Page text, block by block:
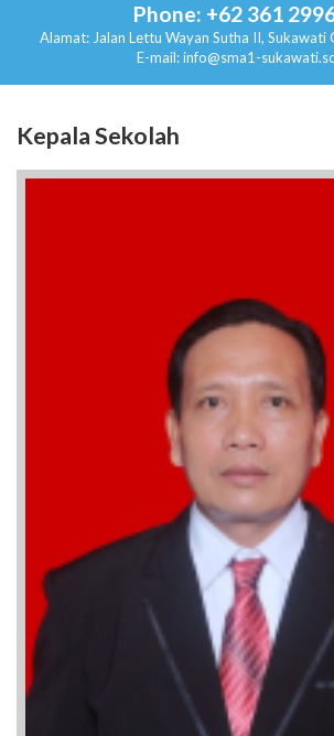
Phone: +62 361
Alamat: Jalan Lettu Wayan Sutha II, Sukawati
E-mail: info@sma1-
Kepala Sekolah